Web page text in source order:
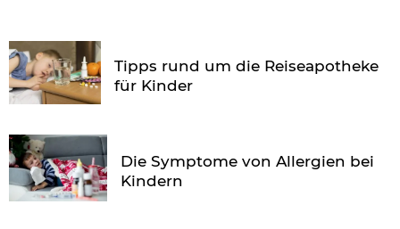
Tipps rund um die Reiseapotheke
für Kinder
Die Symptome von Allergien bei
Kindern